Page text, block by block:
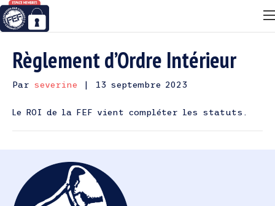
Règlement d’Ordre Intérieur
Par severine | 13 septembre 2023
Le ROI de la FEF vient compléter les statuts.